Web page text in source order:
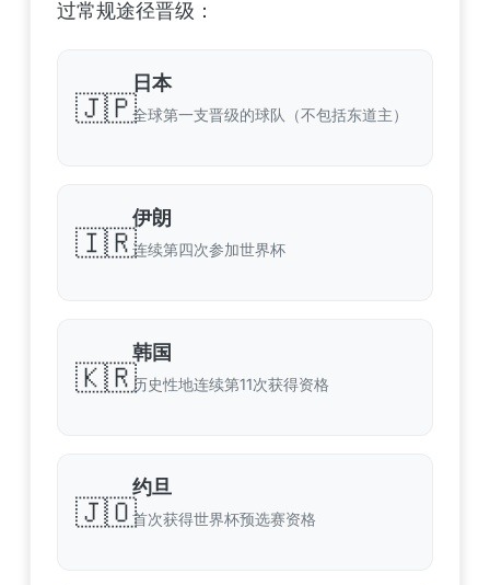
过常规途径晋级：
🇯🇵
日本
全球第一支晋级的球队（不包括东道主）
🇮🇷
伊朗
连续第四次参加世界杯
🇰🇷
韩国
历史性地连续第11次获得资格
🇯🇴
约旦
首次获得世界杯预选赛资格